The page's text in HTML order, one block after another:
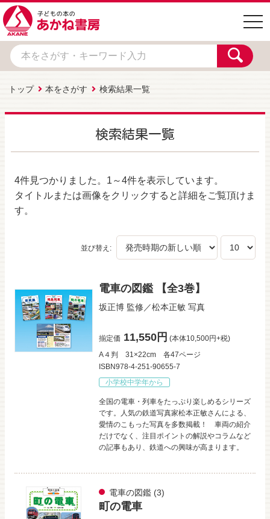
トップ 本をさがす 検索結果一覧
検索結果一覧
4件見つかりました。 1～4件を表示しています。
タイトルまたは画像をクリックすると詳細をご覧頂けま
す。
並び替え:
電車の図鑑 【全3巻】
坂正博 監修／松本正敏 写真
揃定価 11,550円 (本体10,500円+税)
A４判
31×22cm
各47ページ
ISBN978-4-251-90655-7
小学校中学年から
全国の電車・列車をたっぷり楽しめるシリーズ
です。人気の鉄道写真家松本正敏さんによる、
愛情のこもった写真を多数掲載！ 車両の紹介
だけでなく、注目ポイントの解説やコラムなど
の記事もあり、鉄道への興味が高まります。
電車の図鑑(3)
町の電車